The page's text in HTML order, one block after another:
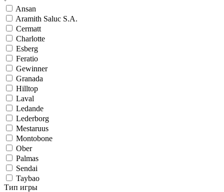
Ansan
Aramith Saluc S.A.
Cermatt
Charlotte
Esberg
Feratio
Gewinner
Granada
Hilltop
Laval
Ledande
Lederborg
Mestaruus
Montobone
Ober
Palmas
Sendai
Taybao
Тип игры